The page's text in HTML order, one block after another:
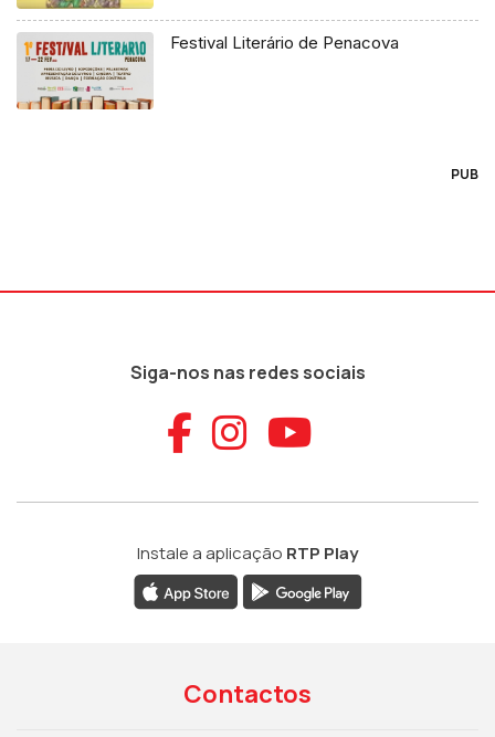
Festival Literário de Penacova
PUB
Siga-nos nas redes sociais
Aceder ao
Aceder ao
Aceder
Instale a aplicação RTP Play
Contactos